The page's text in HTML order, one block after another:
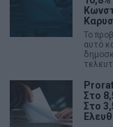
Χρηματιστήριο:
2026 - marketnews.gr
Το
αυτό
Στο
Στο